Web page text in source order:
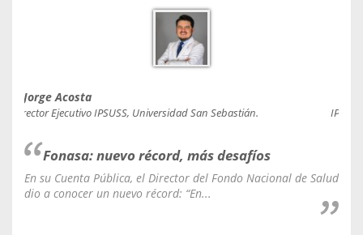
Jorge Acosta
Director Ejecutivo IPSUSS, Universidad San Sebastián.
Fonasa: nuevo récord, más desafíos
En su Cuenta Pública, el Director del Fondo Nacional de Salud
dio a conocer un nuevo récord: “En...